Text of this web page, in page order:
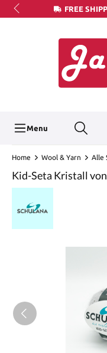
FREE
Menu
Home Wool & Yarn Alle
Kid-Seta Kristall